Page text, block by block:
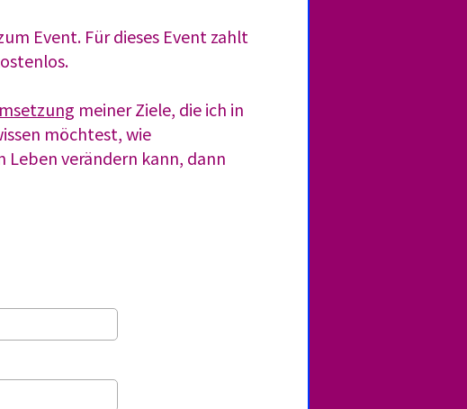
Event. Für dieses Event zahlt
meiner Ziele, die ich in
möchtest, wie
verändern kann, dann